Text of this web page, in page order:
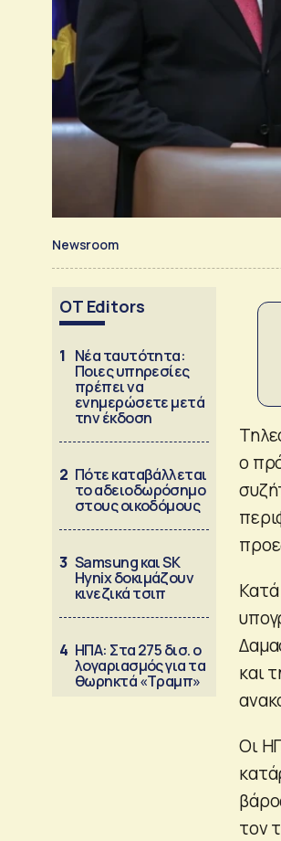
Newsroom
OT Editors
1 Νέα ταυτότητα:
Ποιες υπηρεσίες
πρέπει να
ενημερώσετε μετά
την έκδοση
2 Πότε καταβάλλεται
το αδειοδωρόσημο
στους οικοδόμους
3 Samsung και SK
Hynix δοκιμάζουν
κινεζικά τσιπ
4 ΗΠΑ: Στα 275 δισ. ο
λογαριασμός για τα
θωρηκτά «Τραμπ»
ο
και
Οι
τον